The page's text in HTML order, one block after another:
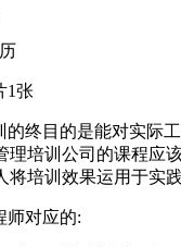
1张
的终目的是能对实际
理培训公司的课程应
将培训效果运用于实践
师对应的: